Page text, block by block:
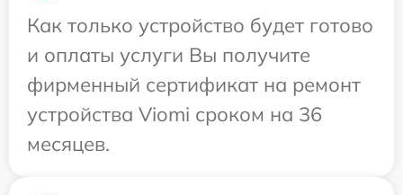
Как только устройство будет готово
и оплаты услуги Вы получите
фирменный сертификат на ремонт
устройства Viomi сроком на 36
месяцев.